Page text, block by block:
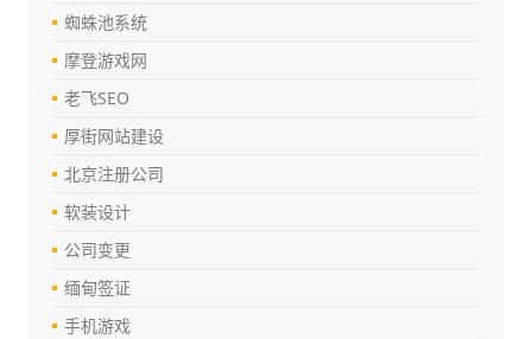
蜘蛛池系统
摩登游戏网
老飞SEO
厚街网站建设
北京注册公司
软装设计
公司变更
缅甸签证
手机游戏